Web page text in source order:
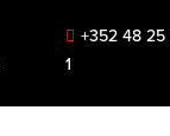
+352 48 25
1